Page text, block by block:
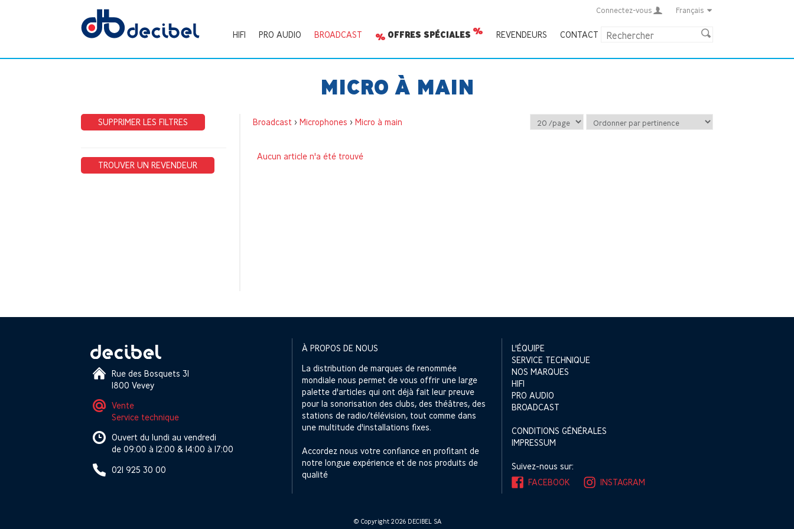
Connectez-vous Français
HIFI PRO AUDIO BROADCAST OFFRES SPÉCIALES REVENDEURS CONTACT
MICRO À MAIN
SUPPRIMER LES FILTRES
TROUVER UN REVENDEUR
Broadcast > Microphones > Micro à main
Aucun article n'a été trouvé
Rue des Bosquets 31
1800 Vevey
Vente
Service technique
Ouvert du lundi au vendredi
de 09:00 à 12:00 & 14:00 à 17:00
021 925 30 00
À PROPOS DE NOUS
La distribution de marques de renommée
mondiale nous permet de vous offrir une large
palette d'articles qui ont déjà fait leur preuve
pour la sonorisation des clubs, des théâtres, des
stations de radio/télévision, tout comme dans
une multitude d'installations fixes.
Accordez nous votre confiance en profitant de
notre longue expérience et de nos produits de
qualité
L'ÉQUIPE
SERVICE TECHNIQUE
NOS MARQUES
HIFI
PRO AUDIO
BROADCAST
CONDITIONS GÉNÉRALES
IMPRESSUM
Suivez-nous sur:
FACEBOOK
INSTAGRAM
© Copyright 2026 DECIBEL SA